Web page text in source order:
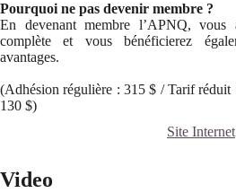
Pourquoi ne pas devenir membre ?
En devenant membre l’APNQ, vous
complète et vous bénéficierez
avantages.
(Adhésion régulière : 315 $ / Tarif réduit
130 $)
Site Internet
Video